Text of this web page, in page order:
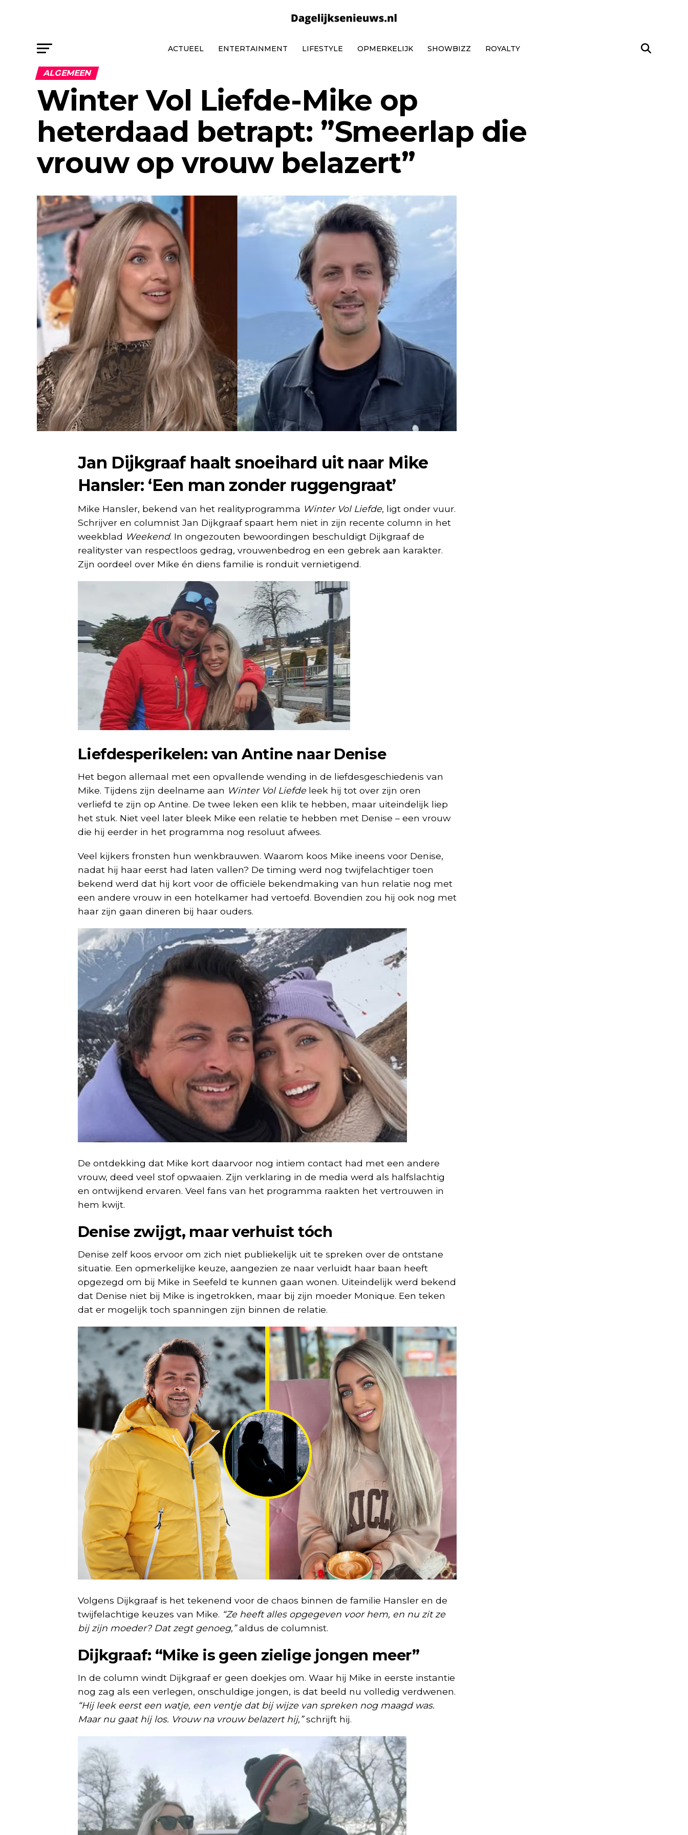
ACTUEEL ENTERTAINMENT LIFESTYLE OPMERKELIJK SHOWBIZZ ROYALTY
ALGEMEEN
Winter Vol Liefde-Mike op
heterdaad betrapt: ”Smeerlap die
vrouw op vrouw belazert”
Jan Dijkgraaf haalt snoeihard uit naar Mike
Hansler: ‘Een man zonder ruggengraat’
Mike Hansler, bekend van het realityprogramma Winter Vol Liefde, ligt onder vuur.
Schrijver en columnist Jan Dijkgraaf spaart hem niet in zijn recente column in het
weekblad Weekend. In ongezouten bewoordingen beschuldigt Dijkgraaf de
realityster van respectloos gedrag, vrouwenbedrog en een gebrek aan karakter.
Zijn oordeel over Mike én diens familie is ronduit vernietigend.
Liefdesperikelen: van Antine naar Denise
Het begon allemaal met een opvallende wending in de liefdesgeschiedenis van
Mike. Tijdens zijn deelname aan Winter Vol Liefde leek hij tot over zijn oren
verliefd te zijn op Antine. De twee leken een klik te hebben, maar uiteindelijk liep
het stuk. Niet veel later bleek Mike een relatie te hebben met Denise – een vrouw
die hij eerder in het programma nog resoluut afwees.
Veel kijkers fronsten hun wenkbrauwen. Waarom koos Mike ineens voor Denise,
nadat hij haar eerst had laten vallen? De timing werd nog twijfelachtiger toen
bekend werd dat hij kort voor de officiële bekendmaking van hun relatie nog met
een andere vrouw in een hotelkamer had vertoefd. Bovendien zou hij ook nog met
haar zijn gaan dineren bij haar ouders.
De ontdekking dat Mike kort daarvoor nog intiem contact had met een andere
vrouw, deed veel stof opwaaien. Zijn verklaring in de media werd als halfslachtig
en ontwijkend ervaren. Veel fans van het programma raakten het vertrouwen in
hem kwijt.
Denise zwijgt, maar verhuist tóch
Denise zelf koos ervoor om zich niet publiekelijk uit te spreken over de ontstane
situatie. Een opmerkelijke keuze, aangezien ze naar verluidt haar baan heeft
opgezegd om bij Mike in Seefeld te kunnen gaan wonen. Uiteindelijk werd bekend
dat Denise niet bij Mike is ingetrokken, maar bij zijn moeder Monique. Een teken
dat er mogelijk toch spanningen zijn binnen de relatie.
Volgens Dijkgraaf is het tekenend voor de chaos binnen de familie Hansler en de
twijfelachtige keuzes van Mike. “Ze heeft alles opgegeven voor hem, en nu zit ze
bij zijn moeder? Dat zegt genoeg,”aldus de columnist.
Dijkgraaf: “Mike is geen zielige jongen meer”
In de column windt Dijkgraaf er geen doekjes om. Waar hij Mike in eerste instantie
nog zag als een verlegen, onschuldige jongen, is dat beeld nu volledig verdwenen.
“Hij leek eerst een watje, een ventje dat bij wijze van spreken nog maagd was.
Maar nu gaat hij los. Vrouw na vrouw belazert hij,”schrijft hij.